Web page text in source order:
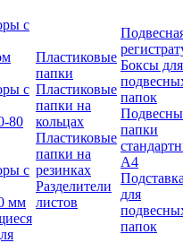
с
с
80
с
мм
Пластиковые
папки
Пластиковые
папки на
кольцах
Пластиковые
папки на
резинках
Разделители
листов
Боксы для
папок
папки
А4
для
папок